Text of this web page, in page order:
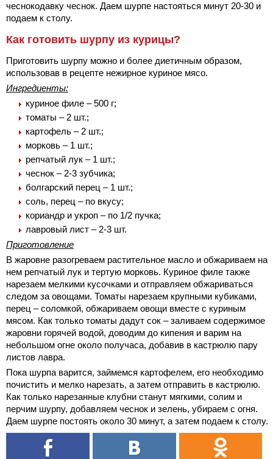
чеснокодавку чеснок. Даем шурпе настояться минут 20-30 и
подаем к столу.
Как готовить шурпу из курицы?
Приготовить шурпу можно и более диетичным образом,
использовав в рецепте нежирное куриное мясо.
Ингредиенты:
куриное филе – 500 г;
томаты – 2 шт.;
картофель – 2 шт.;
морковь – 1 шт.;
репчатый лук – 1 шт.;
чеснок – 2-3 зубчика;
болгарский перец – 1 шт.;
соль, перец – по вкусу;
кориандр и укроп – по 1/2 пучка;
лавровый лист – 2-3 шт.
Приготовление
В жаровне разогреваем растительное масло и обжариваем на
нем репчатый лук и тертую морковь. Куриное филе также
нарезаем мелкими кусочками и отправляем обжариваться
следом за овощами. Томаты нарезаем крупными кубиками,
перец – соломкой, обжариваем овощи вместе с куриным
мясом. Как только томаты дадут сок – заливаем содержимое
жаровни горячей водой, доводим до кипения и варим на
небольшом огне около получаса, добавив в кастрюлю пару
листов лавра.
Пока шурпа варится, займемся картофелем, его необходимо
почистить и мелко нарезать, а затем отправить в кастрюлю.
Как только нарезанные клубни станут мягкими, солим и
перчим шурпу, добавляем чеснок и зелень, убираем с огня.
Даем шурпе постоять около 30 минут, а затем подаем к столу.